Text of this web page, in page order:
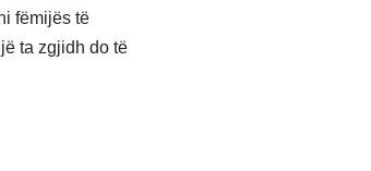
fëmijës të
ta zgjidh do të